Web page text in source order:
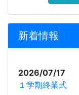
新着情報
2026/07/17
１学期終業式